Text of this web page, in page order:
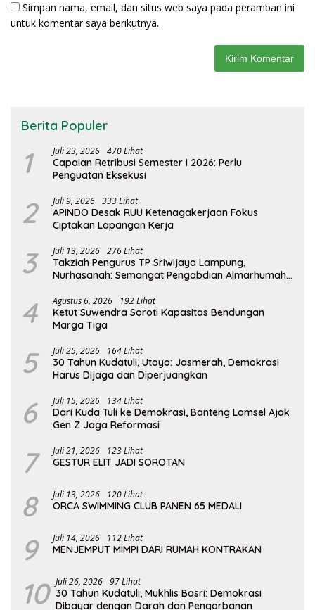
Simpan nama, email, dan situs web saya pada peramban ini
untuk komentar saya berikutnya.
Berita Populer
1 Juli 23, 2026 470 Lihat
Capaian Retribusi Semester I 2026: Perlu
Penguatan Eksekusi
2 Juli 9, 2026 333 Lihat
APINDO Desak RUU Ketenagakerjaan Fokus
Ciptakan Lapangan Kerja
3 Juli 13, 2026 276 Lihat
Takziah Pengurus TP Sriwijaya Lampung,
Nurhasanah: Semangat Pengabdian Almarhumah
4 Agustus 6, 2026 192 Lihat
Ketut Suwendra Soroti Kapasitas Bendungan
Marga Tiga
5 Juli 25, 2026 164 Lihat
30 Tahun Kudatuli, Utoyo: Jasmerah, Demokrasi
Harus Dijaga dan Diperjuangkan
6 Juli 15, 2026 134 Lihat
Dari Kuda Tuli ke Demokrasi, Banteng Lamsel Ajak
Gen Z Jaga Reformasi
7 Juli 21, 2026 123 Lihat
GESTUR ELIT JADI SOROTAN
8 Juli 13, 2026 120 Lihat
ORCA SWIMMING CLUB PANEN 65 MEDALI
9 Juli 14, 2026 112 Lihat
MENJEMPUT MIMPI DARI RUMAH KONTRAKAN
10 Juli 26, 2026 97 Lihat
30 Tahun Kudatuli, Mukhlis Basri: Demokrasi
Dibayar dengan Darah dan Pengorbanan